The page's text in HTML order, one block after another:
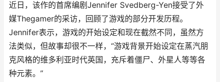
近日，该作的首席编剧Jennifer Svedberg-Yen接受了外
媒Thegamer的采访，回顾了游戏的部分开发历程。
Jennifer表示，游戏的开始设定和现在截然不同，虽然方
法类似，但故事却很不一样，“游戏背景开始设定在蒸汽朋
克风格的维多利亚时代英国，充斥着僵尸、外星人等等各
种元素。”